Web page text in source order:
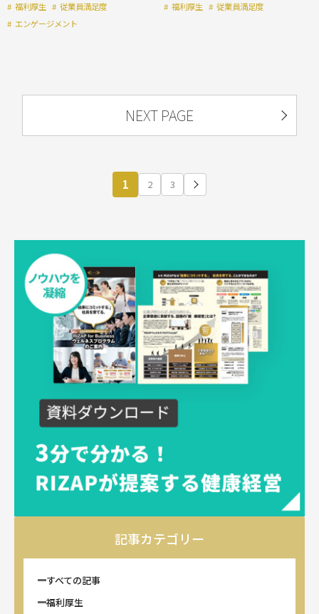
# 福利厚生 # 従業員満足度
# エンゲージメント
# 福利厚生 # 従業員満足度
NEXT PAGE
1 2 3
記事カテゴリー
すべての記事
福利厚生